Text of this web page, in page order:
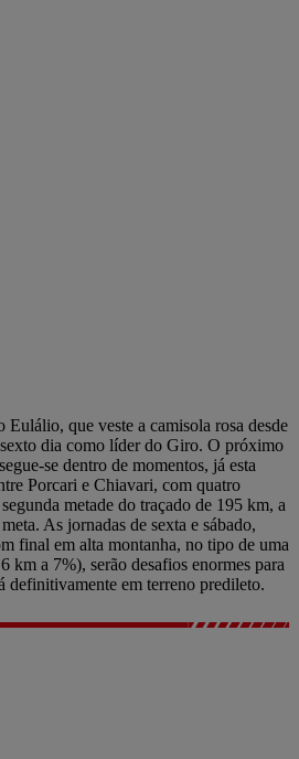
Eulálio, que veste a camisola rosa desde
dia como líder do Giro. O próximo
se dentro de momentos, já esta
Porcari e Chiavari, com quatro
metade do traçado de 195 km, a
As jornadas de sexta e sábado,
final em alta montanha, no tipo de uma
km a 7%), serão desafios enormes para
definitivamente em terreno predileto.